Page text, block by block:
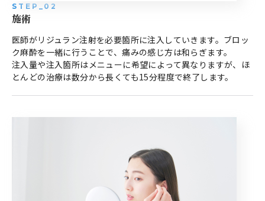
STEP_02
施術
医師がリジュラン注射を必要箇所に注入していきます。ブロッ
ク麻酔を一緒に行うことで、痛みの感じ方は和らぎます。
注入量や注入箇所はメニューに希望によって異なりますが、ほ
とんどの治療は数分から長くても15分程度で終了します。